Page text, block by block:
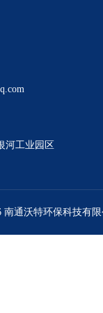
河工业园区
南通沃特环保科技有